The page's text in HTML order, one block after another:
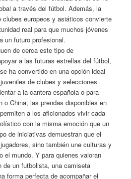
a través del fútbol. Además, la
clubes europeos y asiáticos convierte
real para que muchos jóvenes
un futuro profesional.
de cerca este tipo de
a las futuras estrellas del fútbol,
se ha convertido en una opción ideal
de clubes y selecciones
a la cantera española o para
o China, las prendas disponibles en
permiten a los aficionados vivir cada
con la misma emoción que un
de iniciativas demuestran que el
sino también une culturas y
el mundo. Y para quienes valoran
de un futbolista, una camiseta
forma perfecta de acompañar el